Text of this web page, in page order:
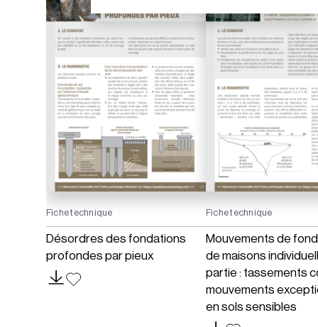
Fiche technique
Désordres des fondations
profondes par pieux
Fiche technique
Mouvements de
de maisons
partie : tassements
mouvements
en sols sensibles